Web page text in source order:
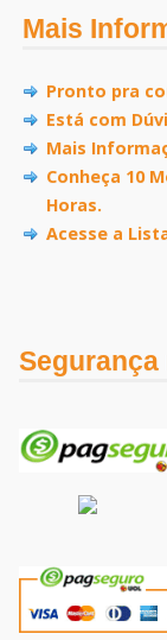
Mais
Pronto pra
Está com
Mais
Conheça 10
Horas.
Acesse a
Segurança